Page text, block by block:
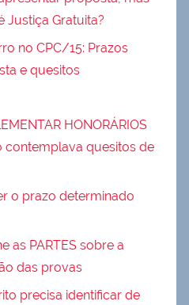
Justiça Gratuita?
no CPC/15: Prazos
e quesitos
HONORÁRIOS
contemplava quesitos de
o prazo determinado
as PARTES sobre a
das provas
precisa identificar de